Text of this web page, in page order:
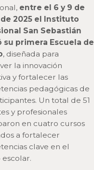
entre el 6 y 9 de
2025 el Instituto
San Sebastián
su primera Escuela de
, diseñada para
la innovación
y fortalecer las
pedagógicas de
Un total de 51
y profesionales
en cuatro cursos
a fortalecer
clave en el